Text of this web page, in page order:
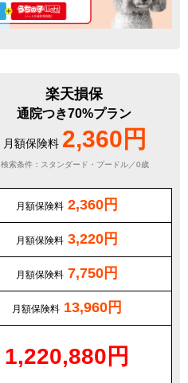
楽天損保
通院つき70%プラン
月額保険料 2,360円
検索条件：スタンダード・プードル／0歳
月額保険料 2,360円
月額保険料 3,220円
月額保険料 7,750円
月額保険料 13,960円
1,220,880円